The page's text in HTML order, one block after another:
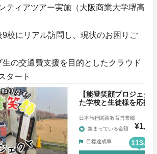
ツアー実施（大阪商業大学堺高
校にリアル訪問し、現状のお困りご
の交通費支援を目的としたクラウド
タート